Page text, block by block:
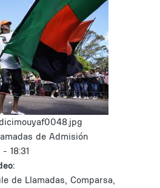
de Admisión
18:31
de Llamadas, Comparsa,